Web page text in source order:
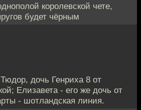
королевской чете,
будет чёрным
дочь Генриха 8 от
Елизавета - его же дочь от
- шотландская линия.